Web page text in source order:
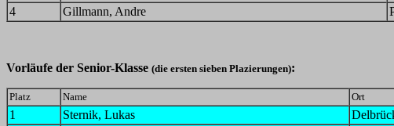
4
Gillmann, Andre
Vorläufe der Senior-Klasse (die ersten sieben Plazierungen):
Platz Name Ort
1 Sternik, Lukas